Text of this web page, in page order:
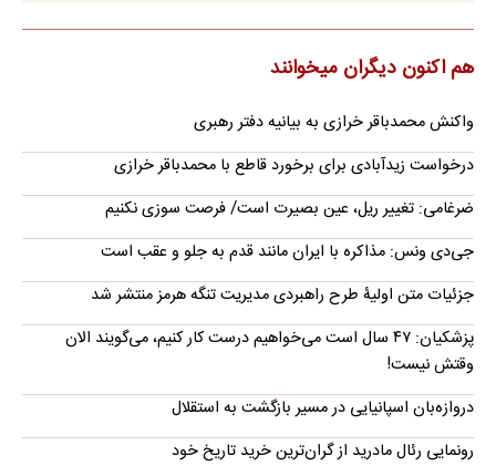
هم اکنون دیگران میخوانند
واکنش محمدباقر خرازی به بیانیه دفتر رهبری
درخواست زیدآبادی برای برخورد قاطع با محمدباقر خرازی
ضرغامی: تغییر ریل، عین بصیرت است/ فرصت سوزی نکنیم
جی‌دی ونس: مذاکره با ایران مانند قدم به جلو و عقب است
جزئیات متن اولیۀ طرح راهبردی مدیریت تنگه هرمز منتشر شد
پزشکیان: ۴۷ سال است می‌خواهیم درست کار کنیم، می‌گویند الان
وقتش نیست!
دروازه‌بان اسپانیایی در مسیر بازگشت به استقلال
رونمایی رئال مادرید از گران‌ترین خرید تاریخ خود